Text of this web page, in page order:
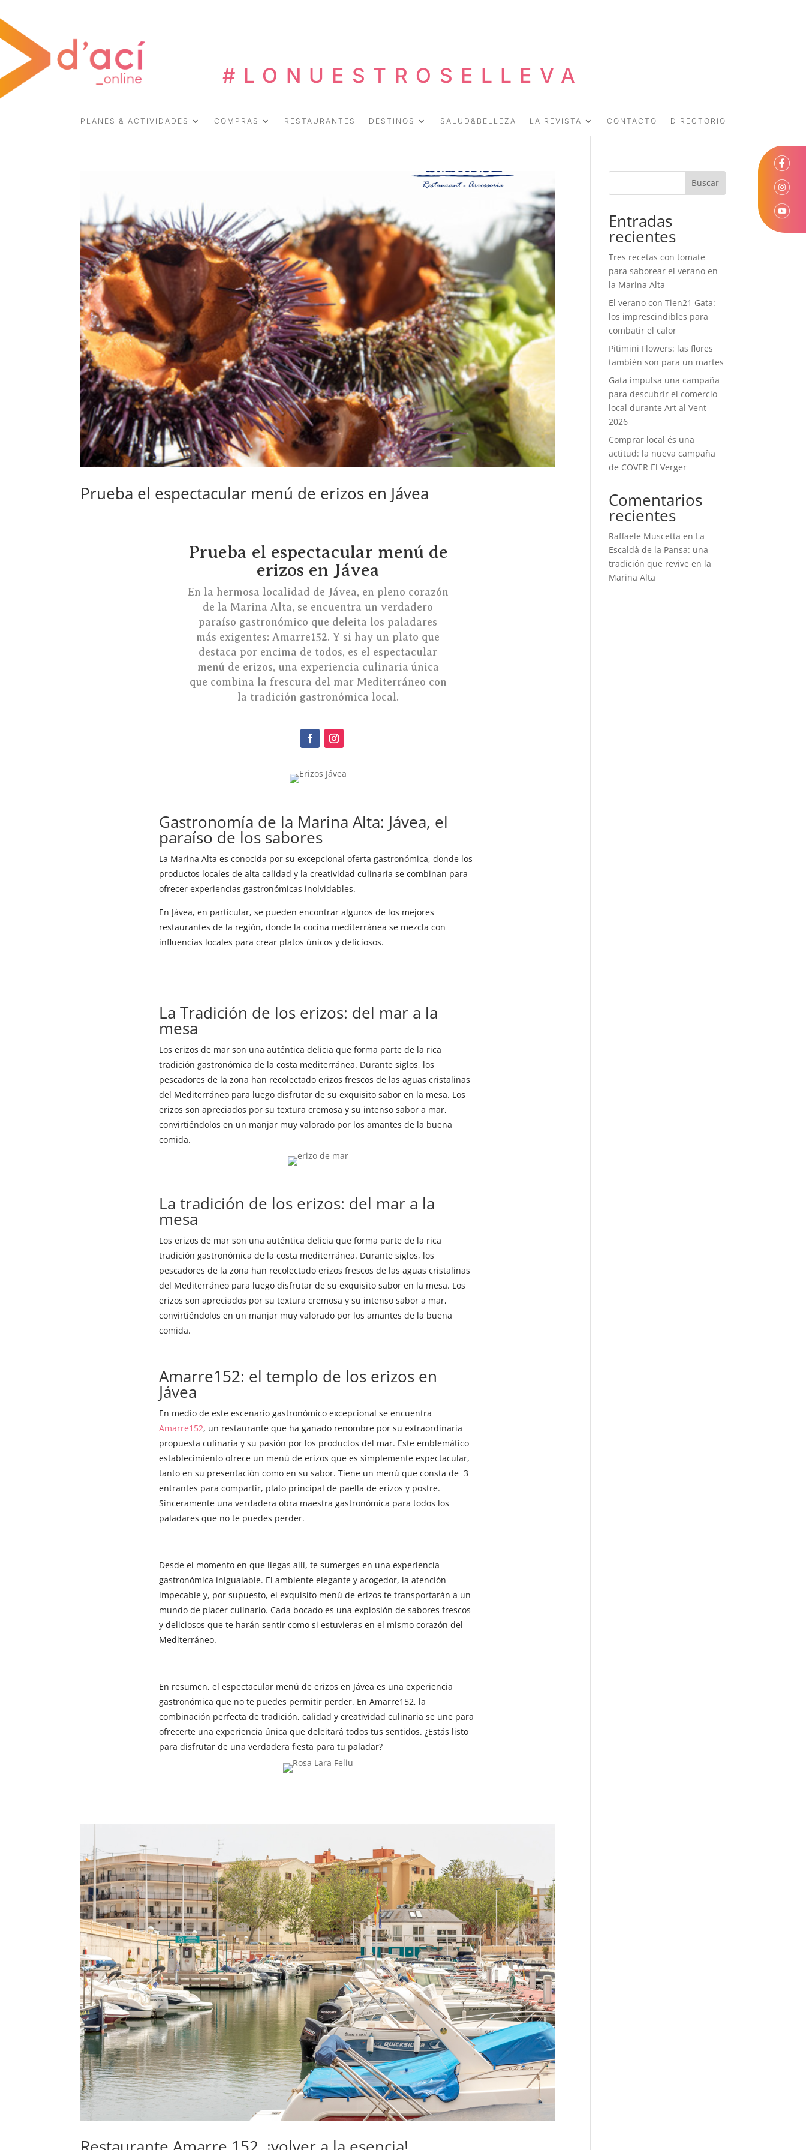
PLANES & ACTIVIDADES COMPRAS RESTAURANTES DESTINOS SALUD&BELLEZA LA REVISTA CONTACTO DIRECTORIO
#LONUESTROSELLEVA
Prueba el espectacular menú de erizos en Jávea
Prueba el espectacular menú de
erizos en Jávea
En la hermosa localidad de Jávea, en pleno corazón
de la Marina Alta, se encuentra un verdadero
paraíso gastronómico que deleita los paladares
más exigentes: Amarre152. Y si hay un plato que
destaca por encima de todos, es el espectacular
menú de erizos, una experiencia culinaria única
que combina la frescura del mar Mediterráneo con
la tradición gastronómica local.
Gastronomía de la Marina Alta: Jávea, el
paraíso de los sabores
La Marina Alta es conocida por su excepcional oferta gastronómica, donde los
productos locales de alta calidad y la creatividad culinaria se combinan para
ofrecer experiencias gastronómicas inolvidables.
En Jávea, en particular, se pueden encontrar algunos de los mejores
restaurantes de la región, donde la cocina mediterránea se mezcla con
influencias locales para crear platos únicos y deliciosos.
La Tradición de los erizos: del mar a la
mesa
Los erizos de mar son una auténtica delicia que forma parte de la rica
tradición gastronómica de la costa mediterránea. Durante siglos, los
pescadores de la zona han recolectado erizos frescos de las aguas cristalinas
del Mediterráneo para luego disfrutar de su exquisito sabor en la mesa. Los
erizos son apreciados por su textura cremosa y su intenso sabor a mar,
convirtiéndolos en un manjar muy valorado por los amantes de la buena
comida.
La tradición de los erizos: del mar a la
mesa
Los erizos de mar son una auténtica delicia que forma parte de la rica
tradición gastronómica de la costa mediterránea. Durante siglos, los
pescadores de la zona han recolectado erizos frescos de las aguas cristalinas
del Mediterráneo para luego disfrutar de su exquisito sabor en la mesa. Los
erizos son apreciados por su textura cremosa y su intenso sabor a mar,
convirtiéndolos en un manjar muy valorado por los amantes de la buena
comida.
​Amarre152: el templo de los erizos en
Jávea
En medio de este escenario gastronómico excepcional se encuentra
Amarre152, un restaurante que ha ganado renombre por su extraordinaria
propuesta culinaria y su pasión por los productos del mar. Este emblemático
establecimiento ofrece un menú de erizos que es simplemente espectacular,
tanto en su presentación como en su sabor. Tiene un menú que consta de 3
entrantes para compartir, plato principal de paella de erizos y postre.
Sinceramente una verdadera obra maestra gastronómica para todos los
paladares que no te puedes perder.
Desde el momento en que llegas allí, te sumerges en una experiencia
gastronómica inigualable. El ambiente elegante y acogedor, la atención
impecable y, por supuesto, el exquisito menú de erizos te transportarán a un
mundo de placer culinario. Cada bocado es una explosión de sabores frescos
y deliciosos que te harán sentir como si estuvieras en el mismo corazón del
Mediterráneo.
En resumen, el espectacular menú de erizos en Jávea es una experiencia
gastronómica que no te puedes permitir perder. En Amarre152, la
combinación perfecta de tradición, calidad y creatividad culinaria se une para
ofrecerte una experiencia única que deleitará todos tus sentidos. ¿Estás listo
para disfrutar de una verdadera fiesta para tu paladar?
Buscar
Entradas
recientes
Tres recetas con tomate
para saborear el verano en
la Marina Alta
El verano con Tien21 Gata:
los imprescindibles para
combatir el calor
Pitimini Flowers: las flores
también son para un martes
Gata impulsa una campaña
para descubrir el comercio
local durante Art al Vent
2026
Comprar local és una
actitud: la nueva campaña
de COVER El Verger
Comentarios
recientes
Raffaele Muscetta en La
Escaldà de la Pansa: una
tradición que revive en la
Marina Alta